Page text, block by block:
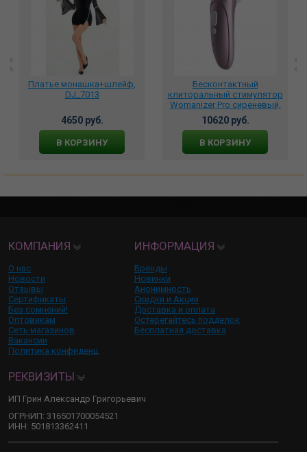
Платье монашка+шлейф,
DJ_7013
4650 руб.
В КОРЗИНУ
Бесконтактный
клиторальный стимулятор
Womanizer Pro сиреневый,
WZPO1SGZ
10620 руб.
В КОРЗИНУ
КОМПАНИЯ
О нас
Новости
Отзывы
Сертификаты
Без сомнений!
Оптовикам
Сеть магазинов
Вакансии
Политика конфиденц.
ИНФОРМАЦИЯ
Бренды
Новинки
Анонимность
Скидки и Акции
Доставка и оплата
Остерегайтесь подделок
Бесплатная доставка
РЕКВИЗИТЫ
ИП Грин Александр Григорьевич
ОГРНИП: 316501700054521
ИНН: 501813362411